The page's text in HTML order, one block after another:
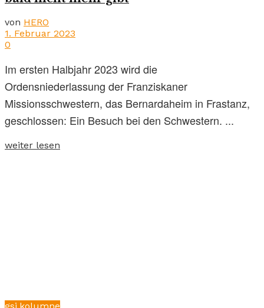
von HERO
1. Februar 2023
0
Im ersten Halbjahr 2023 wird die
Ordensniederlassung der Franziskaner
Missionsschwestern, das Bernardaheim in Frastanz,
geschlossen: Ein Besuch bei den Schwestern. ...
weiter lesen